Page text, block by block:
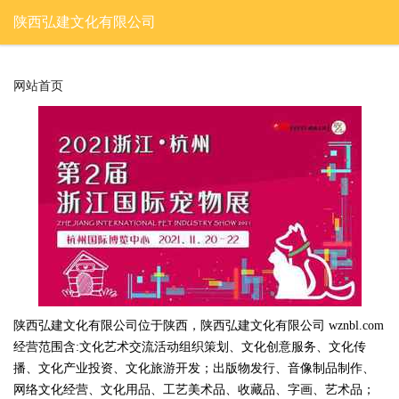
陕西弘建文化有限公司
网站首页
陕西弘建文化有限公司位于陕西，陕西弘建文化有限公司 wznbl.com
经营范围含:文化艺术交流活动组织策划、文化创意服务、文化传
播、文化产业投资、文化旅游开发；出版物发行、音像制品制作、
网络文化经营、文化用品、工艺美术品、收藏品、字画、艺术品；